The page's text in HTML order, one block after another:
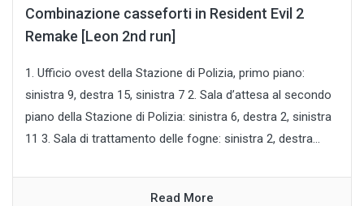
Combinazione casseforti in Resident Evil 2
Remake [Leon 2nd run]
1. Ufficio ovest della Stazione di Polizia, primo piano:
sinistra 9, destra 15, sinistra 7 2. Sala d’attesa al secondo
piano della Stazione di Polizia: sinistra 6, destra 2, sinistra
11 3. Sala di trattamento delle fogne: sinistra 2, destra...
Read More